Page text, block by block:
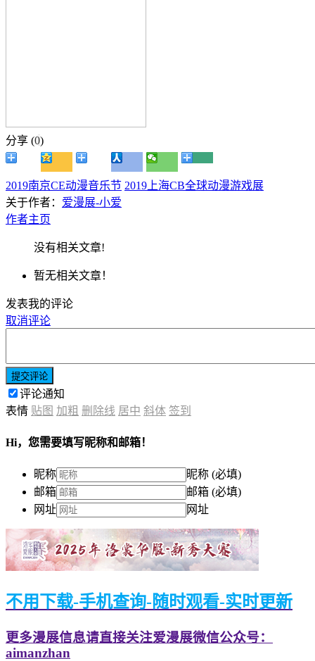
分享 (0)
2019南京CE动漫音乐节 2019上海CB全球动漫游戏展
关于作者： 爱漫展-小爱
作者主页
没有相关文章!
暂无相关文章！
发表我的评论
取消评论
提交评论
评论通知
表情 贴图 加粗 删除线 居中 斜体 签到
Hi，您需要填写昵称和邮箱！
昵称
昵称 (必填)
邮箱
邮箱 (必填)
网址
网址
不用下载-手机查询-随时观看-实时更新
更多漫展信息请直接关注爱漫展微信公众号：
aimanzhan